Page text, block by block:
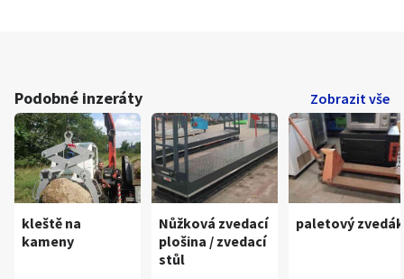
Podobné inzeráty Zobrazit vše
kleště na
kameny
Nůžková zvedací
plošina / zvedací
stůl
paletový zvedák